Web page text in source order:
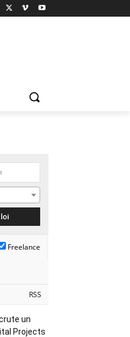
Freelance
RSS
un
Projects